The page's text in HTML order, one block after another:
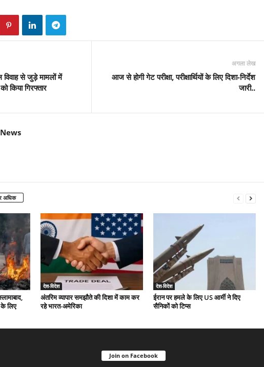
से जुड़े मामलों में
किया गिरफ्तार
अगला लेख
आज से होगी गेट परीक्षा, परीक्षार्थियों के लिए दिशा-निर्देश
जारी..
लिए
देश-विदेश
अंतरिम व्यापार समझौते की दिशा में काम कर
रहे भारत-अमेरिका
देश-विदेश
ईरान पर हमले के लिए US आर्मी ने दिए
सैनिकों को टिप्स
Join on Facebook